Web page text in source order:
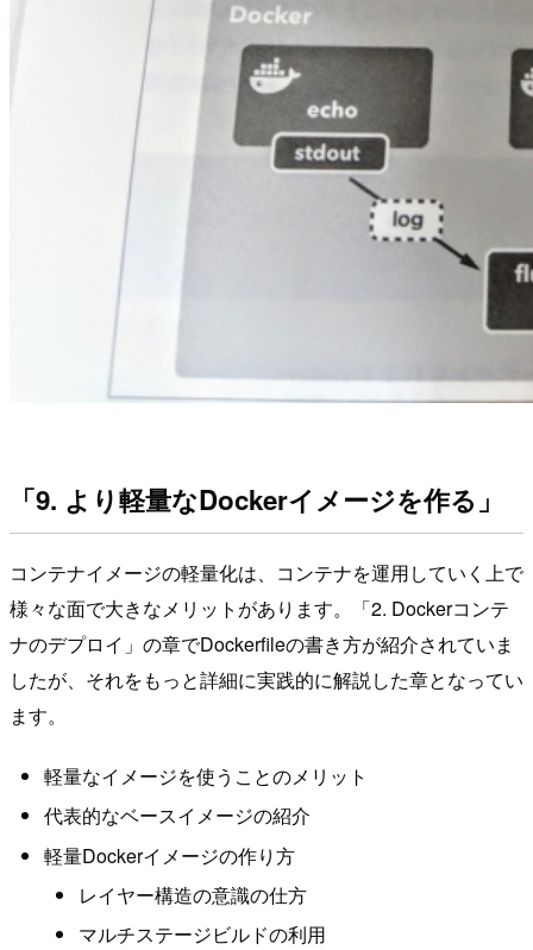
「9. より軽量なDockerイメージを作る」
コンテナイメージの軽量化は、コンテナを運用していく上で
様々な面で大きなメリットがあります。「2. Dockerコンテ
ナのデプロイ」の章でDockerfileの書き方が紹介されていま
したが、それをもっと詳細に実践的に解説した章となってい
ます。
軽量なイメージを使うことのメリット
代表的なベースイメージの紹介
軽量Dockerイメージの作り方
レイヤー構造の意識の仕方
マルチステージビルドの利用